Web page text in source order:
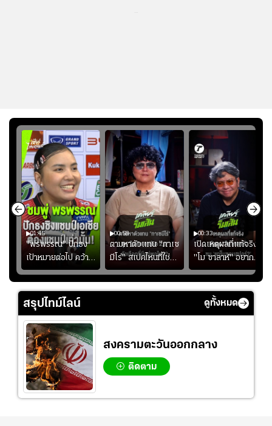
01:45
"พรพรรณ" ปักธง
เป้าหมายต่อไป คว้า
แชมป์ชิงแชมป์
เอเชีย เพื่อตั๋ว
โอลิมปิก
00:58
ตามหาตัวแทน "กาเซ
มีโร่" สเปคไหนที่ใช่
สำหรับแมนยูยุค
"คาร์ริค 2.0"?
00:33
เปิดเหตุผลที่แท้จริงที่
"โม ซาลาห์" อยาก
ย้ายซบ "แทร็บซอนส
ปอร์"
สรุปไทม์ไลน์ ดูทั้งหมด
สงครามตะวันออกกลาง
ติดตาม